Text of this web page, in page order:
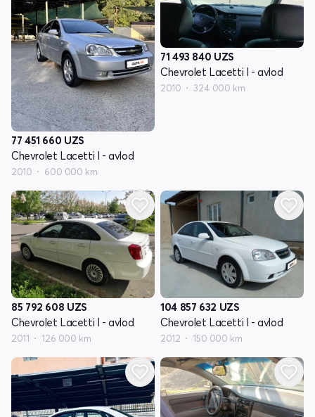
77 451 660 UZS
Chevrolet Lacetti I - avlod
2010 600 000 km
71 493 840 UZS
Chevrolet Lacetti I - avlod
2010 324 000 km
85 792 608 UZS
Chevrolet Lacetti I - avlod
2011 126 000 km
104 857 632 UZS
Chevrolet Lacetti I - avlod
2012 150 000 km